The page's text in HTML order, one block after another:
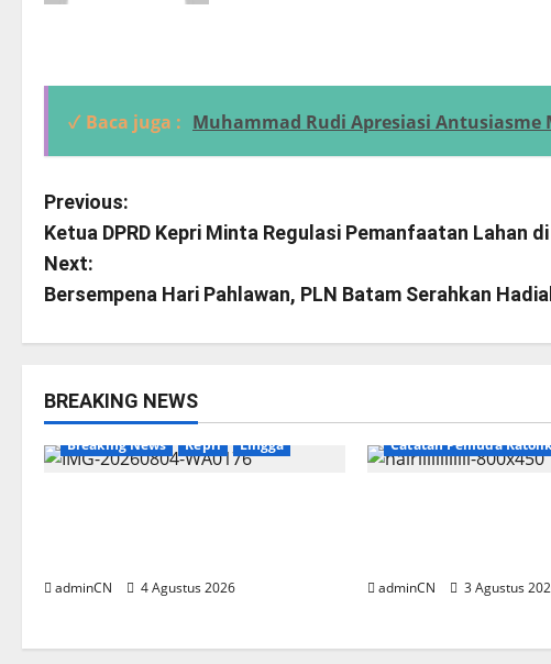
✓ Baca juga : Muhammad Rudi Apresiasi
P
o
s
t
n
a
g
Previous:
Ketua DPRD Kepri Minta Regulasi Pemanfaatan Lahan
Next:
Bersempena Hari Pahlawan, PLN Batam Serahkan
BREAKING NEWS
Breaking News Kepri Lingga
adminCN 4 Agustus 2026
Catatan Pemuda
adminCN 3 Agustus